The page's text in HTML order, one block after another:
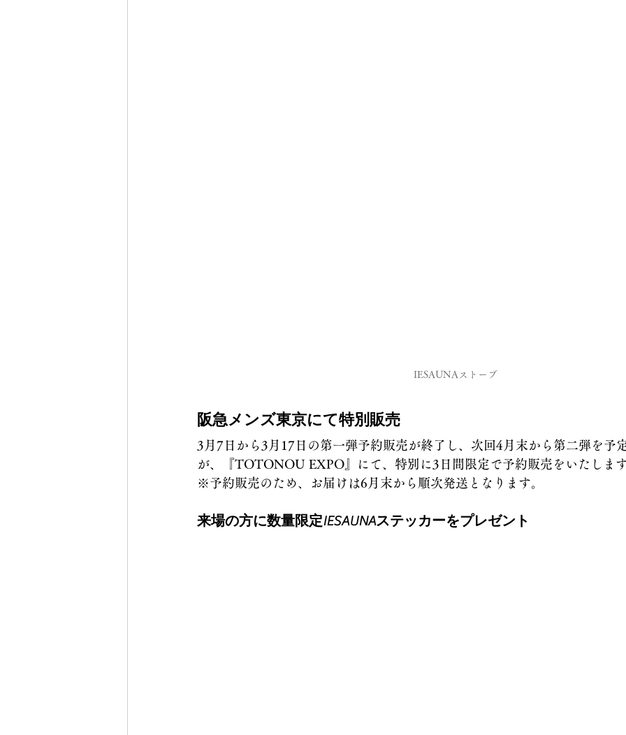
IESAUNAストーブ
阪急メンズ東京にて特別販売
3月7日から3月17日の第一弾予約販売が終了し、次回4月末から第二弾を予
が、『TOTONOU EXPO』にて、特別に3日間限定で予約販売をいたしま
※予約販売のため、お届けは6月末から順次発送となります。
来場の方に数量限定IESAUNAステッカーをプレゼント